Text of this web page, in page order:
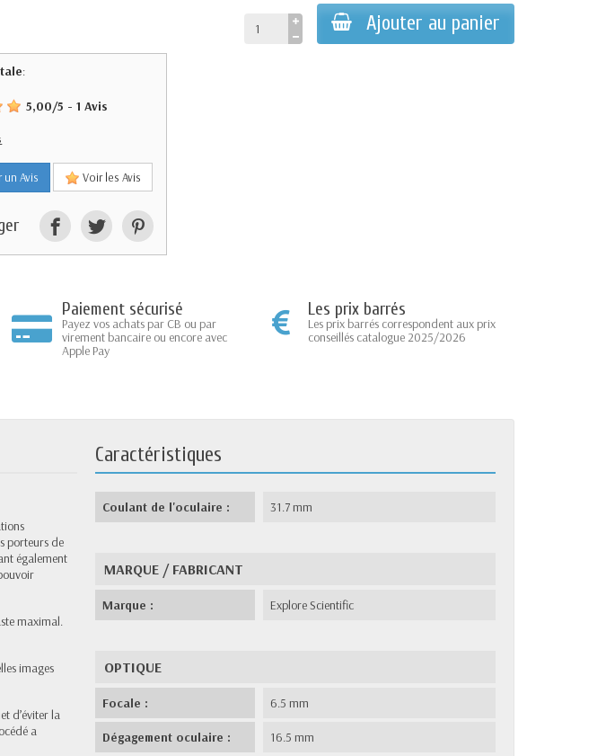
Ajouter au panier
:
5,00/5 -1 Avis
Avis Voir les Avis
Paiement sécurisé
Payez vos achats par CB ou par
virement bancaire ou encore avec
Apple Pay
Les prix barrés
Les prix barrés correspondent aux prix
conseillés catalogue 2025/2026
porteurs de
également
maximal.
images
d’éviter la
a
Caractéristiques
Coulant de l'oculaire : 31.7 mm
MARQUE / FABRICANT
Marque : Explore Scientific
OPTIQUE
Focale : 6.5 mm
Dégagement oculaire : 16.5 mm